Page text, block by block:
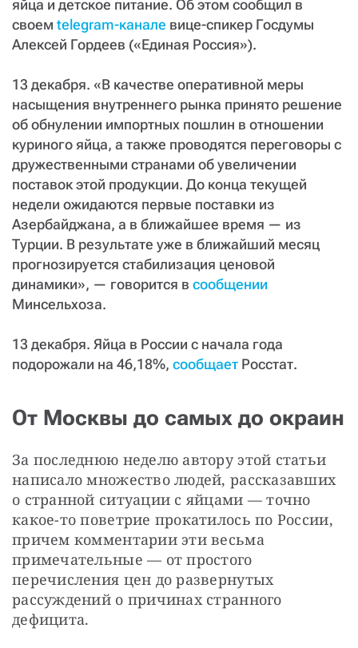
яйца и детское питание. Об этом сообщил в
своем telegram-канале вице-спикер Госдумы
Алексей Гордеев («Единая Россия»).
13 декабря. «В качестве оперативной меры
насыщения внутреннего рынка принято решение
об обнулении импортных пошлин в отношении
куриного яйца, а также проводятся переговоры с
дружественными странами об увеличении
поставок этой продукции. До конца текущей
недели ожидаются первые поставки из
Азербайджана, а в ближайшее время — из
Турции. В результате уже в ближайший месяц
прогнозируется стабилизация ценовой
динамики», — говорится в сообщении
Минсельхоза.
13 декабря. Яйца в России с начала года
подорожали на 46,18%, сообщает Росстат.
От Москвы до самых до окраин
За последнюю неделю автору этой статьи
написало множество людей, рассказавших
о странной ситуации с яйцами — точно
какое-то поветрие прокатилось по России,
причем комментарии эти весьма
примечательные — от простого
перечисления цен до развернутых
рассуждений о причинах странного
дефицита.